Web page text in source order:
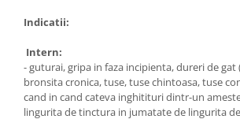
Indicatii:
Intern:
- guturai, gripa in faza incipienta, dureri de
bronsita cronica, tuse, tuse chintoasa, tuse
cand in cand cateva inghitituri dintr-un
lingurita de tinctura in jumatate de lingurita